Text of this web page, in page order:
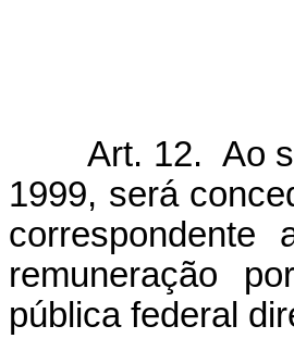
Art. 12. Ao
1999, será
remuneração
pública federal